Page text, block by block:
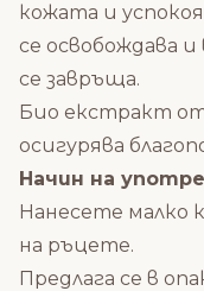
кожата и
се освобождава
се завръща.
Био екстракт
осигурява
Начин на
Нанесете малко
на ръцете.
Предлага се в